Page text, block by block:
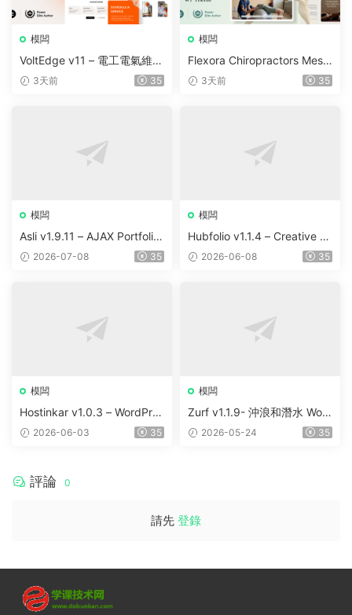
模闆
VoltEdge v11 – 電工電氣維修
WordPress 主題
3天前 35
模闆
Flexora Chiropractors Mess
age and Physical Therapist
3天前 35
模闆
Asli v1.9.11 – AJAX Portfolio
Elementor WordPress Them
2026-07-08 35
模闆
Hubfolio v1.1.4 – Creative P
ortfolio & Digital Agency Wo
2026-06-08 35
模闆
Hostinkar v1.0.3 – WordPres
s & WHMCS 主題
2026-06-03 35
模闆
Zurf v1.1.9- 沖浪和潛水 Wor
dPress主題
2026-05-24 35
評論 0
請先 登錄